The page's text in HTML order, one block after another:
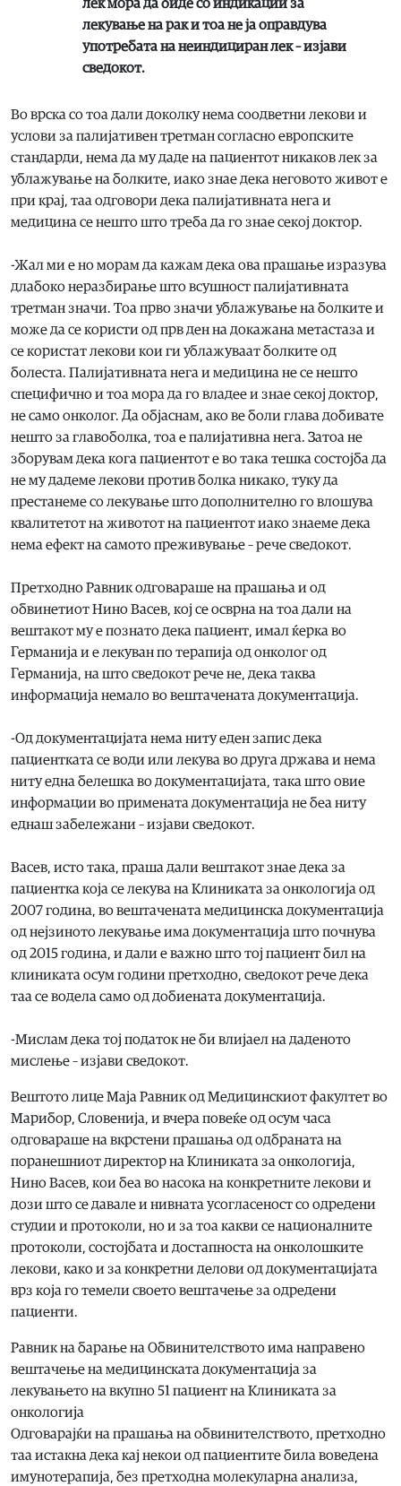
лек мора да биде со индикации за
лекување на рак и тоа не ја оправдува
употребата на неиндициран лек – изјави
сведокот.
Во врска со тоа дали доколку нема соодветни лекови и
услови за палијативен третман согласно европските
стандарди, нема да му даде на пациентот никаков лек за
ублажување на болките, иако знае дека неговото живот е
при крај, таа одговори дека палијативната нега и
медицина се нешто што треба да го знае секој доктор.
-Жал ми е но морам да кажам дека ова прашање изразува
длабоко неразбирање што всушност палијативната
третман значи. Тоа прво значи ублажување на болките и
може да се користи од прв ден на докажана метастаза и
се користат лекови кои ги ублажуваат болките од
болеста. Палијативната нега и медицина не се нешто
специфично и тоа мора да го владее и знае секој доктор,
не само онколог. Да објаснам, ако ве боли глава добивате
нешто за главоболка, тоа е палијативна нега. Затоа не
зборувам дека кога пациентот е во така тешка состојба да
не му дадеме лекови против болка никако, туку да
престанеме со лекување што дополнително го влошува
квалитетот на животот на пациентот иако знаеме дека
нема ефект на самото преживување – рече сведокот.
Претходно Равник одговараше на прашања и од
обвинетиот Нино Васев, кој се осврна на тоа дали на
вештакот му е познато дека пациент, имал ќерка во
Германија и е лекуван по терапија од онколог од
Германија, на што сведокот рече не, дека таква
информација немало во вештачената документација.
-Од документацијата нема ниту еден запис дека
пациентката се води или лекува во друга држава и нема
ниту една белешка во документацијата, така што овие
информации во примената документација не беа ниту
еднаш забележани – изјави сведокот.
Васев, исто така, праша дали вештакот знае дека за
пациентка која се лекува на Клиниката за онкологија од
2007 година, во вештачената медицинска документација
од нејзиното лекување има документација што почнува
од 2015 година, и дали е важно што тој пациент бил на
клиниката осум години претходно, сведокот рече дека
таа се водела само од добиената документација.
-Мислам дека тој податок не би влијаел на даденото
мислење – изјави сведокот.
Вештото лице Маја Равник од Медицинскиот факултет во
Марибор, Словенија, и вчера повеќе од осум часа
одговараше на вкрстени прашања од одбраната на
поранешниот директор на Клиниката за онкологија,
Нино Васев, кои беа во насока на конкретните лекови и
дози што се давале и нивната усогласеност со одредени
студии и протоколи, но и за тоа какви се националните
протоколи, состојбата и достапноста на онколошките
лекови, како и за конкретни делови од документацијата
врз која го темели своето вештачење за одредени
пациенти.
Равник на барање на Обвинителството има направено
вештачење на медицинската документација за
лекувањето на вкупно 51 пациент на Клиниката за
онкологија
Одговарајќи на прашања на обвинителството, претходно
таа истакна дека кај некои од пациентите била воведена
имунотерапија, без претходна молекуларна анализа,